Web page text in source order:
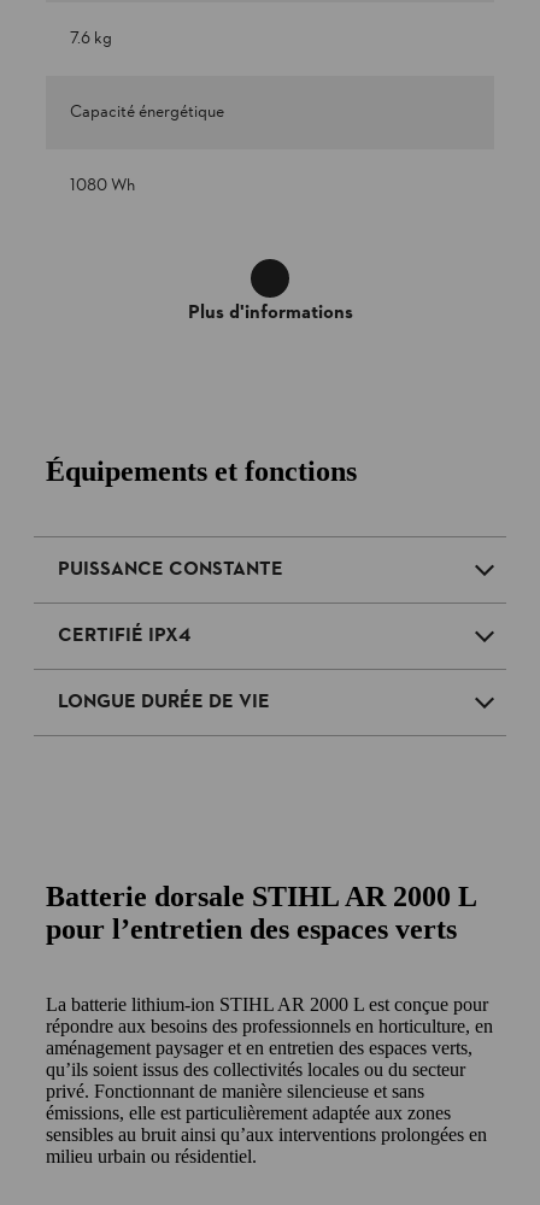
7.6 kg
Capacité énergétique
1080 Wh
Plus d'informations
Équipements et fonctions
PUISSANCE CONSTANTE
CERTIFIÉ IPX4
LONGUE DURÉE DE VIE
Batterie dorsale STIHL AR 2000 L
pour l’entretien des espaces verts
La batterie lithium-ion STIHL AR 2000 L est conçue pour
répondre aux besoins des professionnels en horticulture, en
aménagement paysager et en entretien des espaces verts,
qu’ils soient issus des collectivités locales ou du secteur
privé. Fonctionnant de manière silencieuse et sans
émissions, elle est particulièrement adaptée aux zones
sensibles au bruit ainsi qu’aux interventions prolongées en
milieu urbain ou résidentiel.